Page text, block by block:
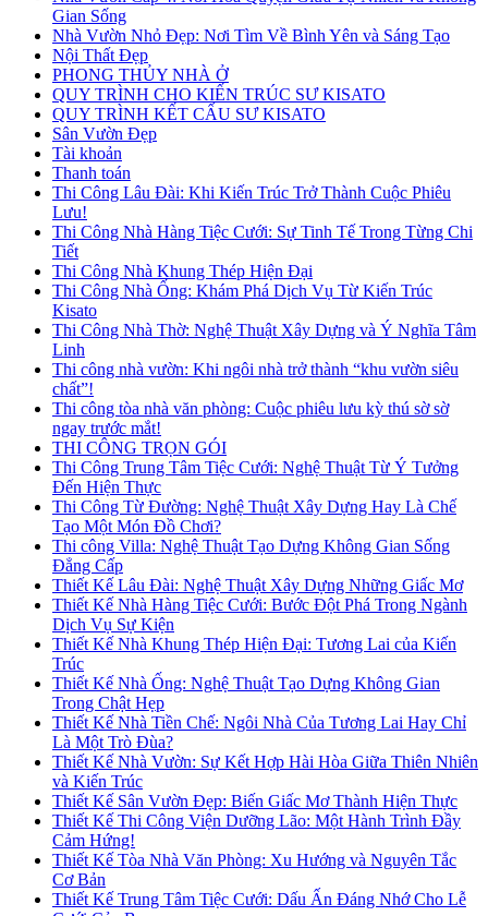
Gian Sống
Nhà Vườn Nhỏ Đẹp: Nơi Tìm Về Bình Yên và Sáng Tạo
Nội Thất Đẹp
PHONG THỦY NHÀ Ở
QUY TRÌNH CHO KIẾN TRÚC SƯ KISATO
QUY TRÌNH KẾT CẤU SƯ KISATO
Sân Vườn Đẹp
Tài khoản
Thanh toán
Thi Công Lâu Đài: Khi Kiến Trúc Trở Thành Cuộc Phiêu
Lưu!
Thi Công Nhà Hàng Tiệc Cưới: Sự Tinh Tế Trong Từng Chi
Tiết
Thi Công Nhà Khung Thép Hiện Đại
Thi Công Nhà Ống: Khám Phá Dịch Vụ Từ Kiến Trúc
Kisato
Thi Công Nhà Thờ: Nghệ Thuật Xây Dựng và Ý Nghĩa Tâm
Linh
Thi công nhà vườn: Khi ngôi nhà trở thành “khu vườn siêu
chất”!
Thi công tòa nhà văn phòng: Cuộc phiêu lưu kỳ thú sờ sờ
ngay trước mắt!
THI CÔNG TRỌN GÓI
Thi Công Trung Tâm Tiệc Cưới: Nghệ Thuật Từ Ý Tưởng
Đến Hiện Thực
Thi Công Từ Đường: Nghệ Thuật Xây Dựng Hay Là Chế
Tạo Một Món Đồ Chơi?
Thi công Villa: Nghệ Thuật Tạo Dựng Không Gian Sống
Đẳng Cấp
Thiết Kế Lâu Đài: Nghệ Thuật Xây Dựng Những Giấc Mơ
Thiết Kế Nhà Hàng Tiệc Cưới: Bước Đột Phá Trong Ngành
Dịch Vụ Sự Kiện
Thiết Kế Nhà Khung Thép Hiện Đại: Tương Lai của Kiến
Trúc
Thiết Kế Nhà Ống: Nghệ Thuật Tạo Dựng Không Gian
Trong Chật Hẹp
Thiết Kế Nhà Tiền Chế: Ngôi Nhà Của Tương Lai Hay Chỉ
Là Một Trò Đùa?
Thiết Kế Nhà Vườn: Sự Kết Hợp Hài Hòa Giữa Thiên Nhiên
và Kiến Trúc
Thiết Kế Sân Vườn Đẹp: Biến Giấc Mơ Thành Hiện Thực
Thiết Kế Thi Công Viện Dưỡng Lão: Một Hành Trình Đầy
Cảm Hứng!
Thiết Kế Tòa Nhà Văn Phòng: Xu Hướng và Nguyên Tắc
Cơ Bản
Thiết Kế Trung Tâm Tiệc Cưới: Dấu Ấn Đáng Nhớ Cho Lễ